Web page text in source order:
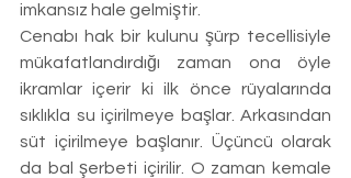
imkansız hale gelmiştir.
Cenabı hak bir kulunu şürp tecellisiyle
mükafatlandırdığı zaman ona öyle
ikramlar içerir ki ilk önce rüyalarında
sıklıkla su içirilmeye başlar. Arkasından
süt içirilmeye başlanır. Üçüncü olarak
da bal şerbeti içirilir. O zaman kemale